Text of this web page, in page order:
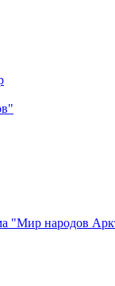
"Мир народов